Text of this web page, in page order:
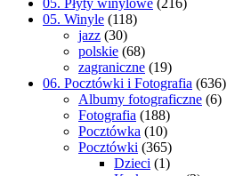
05. Winyle (118)
jazz (30)
polskie (68)
zagraniczne (19)
06. Pocztówki i Fotografia (636)
Albumy fotograficzne (6)
Fotografia (188)
Pocztówka (10)
Pocztówki (365)
Dzieci (1)